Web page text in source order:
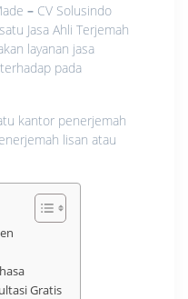
– CV Solusindo
Jasa Ahli Terjemah
layanan jasa
pada
kantor penerjemah
lisan atau
Gratis